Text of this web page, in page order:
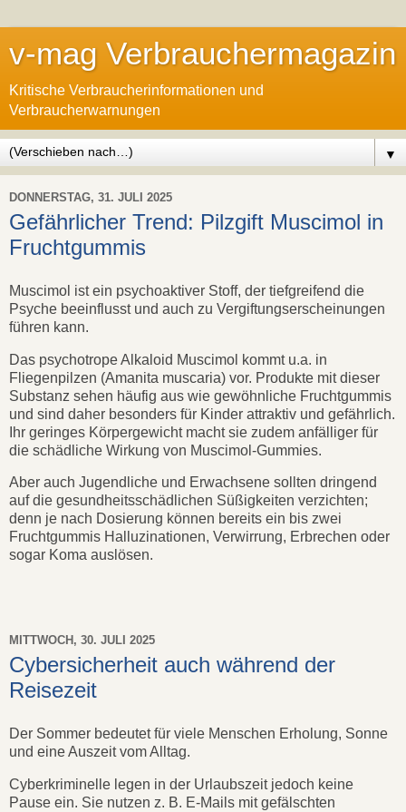
v-mag Verbrauchermagazin
Kritische Verbraucherinformationen und
Verbraucherwarnungen
▼
DONNERSTAG, 31. JULI 2025
Gefährlicher Trend: Pilzgift Muscimol in
Fruchtgummis
Muscimol ist ein psychoaktiver Stoff, der tiefgreifend die
Psyche beeinflusst und auch zu Vergiftungserscheinungen
führen kann.
Das psychotrope Alkaloid Muscimol kommt u.a. in
Fliegenpilzen (Amanita muscaria) vor. Produkte mit dieser
Substanz sehen häufig aus wie gewöhnliche Fruchtgummis
und sind daher besonders für Kinder attraktiv und gefährlich.
Ihr geringes Körpergewicht macht sie zudem anfälliger für
die schädliche Wirkung von Muscimol-Gummies.
Aber auch Jugendliche und Erwachsene sollten dringend
auf die gesundheitsschädlichen Süßigkeiten verzichten;
denn je nach Dosierung können bereits ein bis zwei
Fruchtgummis Halluzinationen, Verwirrung, Erbrechen oder
sogar Koma auslösen.
MITTWOCH, 30. JULI 2025
Cybersicherheit auch während der
Reisezeit
Der Sommer bedeutet für viele Menschen Erholung, Sonne
und eine Auszeit vom Alltag.
Cyberkriminelle legen in der Urlaubszeit jedoch keine
Pause ein. Sie nutzen z. B. E-Mails mit gefälschten